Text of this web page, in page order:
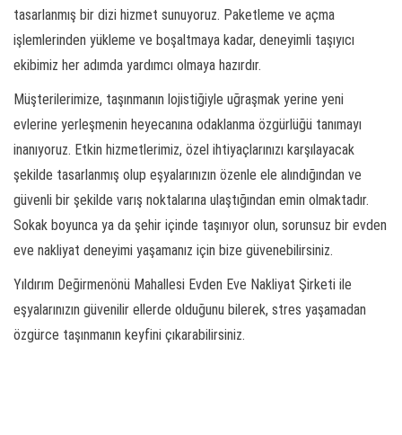
tasarlanmış bir dizi hizmet sunuyoruz. Paketleme ve açma
işlemlerinden yükleme ve boşaltmaya kadar, deneyimli taşıyıcı
ekibimiz her adımda yardımcı olmaya hazırdır.
Müşterilerimize, taşınmanın lojistiğiyle uğraşmak yerine yeni
evlerine yerleşmenin heyecanına odaklanma özgürlüğü tanımayı
inanıyoruz. Etkin hizmetlerimiz, özel ihtiyaçlarınızı karşılayacak
şekilde tasarlanmış olup eşyalarınızın özenle ele alındığından ve
güvenli bir şekilde varış noktalarına ulaştığından emin olmaktadır.
Sokak boyunca ya da şehir içinde taşınıyor olun, sorunsuz bir evden
eve nakliyat deneyimi yaşamanız için bize güvenebilirsiniz.
Yıldırım Değirmenönü Mahallesi Evden Eve Nakliyat Şirketi ile
eşyalarınızın güvenilir ellerde olduğunu bilerek, stres yaşamadan
özgürce taşınmanın keyfini çıkarabilirsiniz.